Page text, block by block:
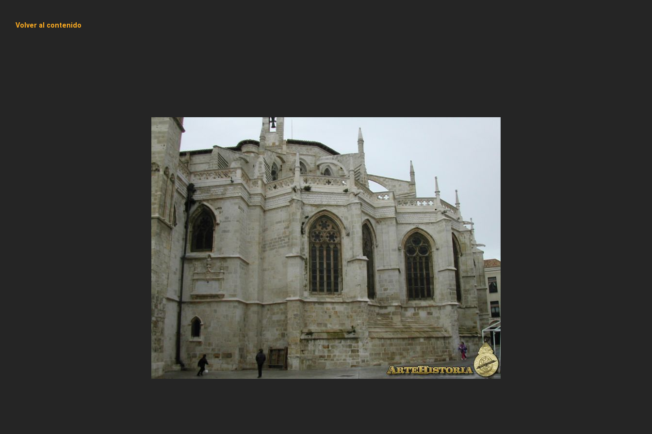
Volver al contenido